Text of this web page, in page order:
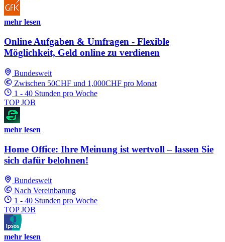
mehr lesen
Online Aufgaben & Umfragen - Flexible
Möglichkeit, Geld online zu verdienen
Bundesweit
Zwischen 50CHF und 1,000CHF pro Monat
1 - 40 Stunden pro Woche
TOP JOB
mehr lesen
Home Office: Ihre Meinung ist wertvoll – lassen Sie
sich dafür belohnen!
Bundesweit
Nach Vereinbarung
1 - 40 Stunden pro Woche
TOP JOB
mehr lesen